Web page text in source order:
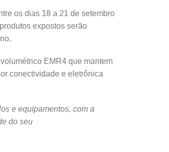
os dias 18 a 21 de setembro
expostos serão
EMR4 que mantem
conectividade e eletrônica
e equipamentos, com a
do seu